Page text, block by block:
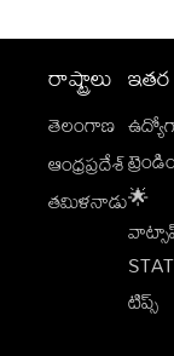
రాష్ట్రాలు
తెలంగాణ
ఆంధ్రప్రదేశ్
తమిళనాడు🌟
టిప్స్